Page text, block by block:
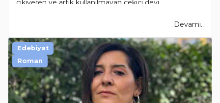
çıkıveren ve artık kullanılmayan çekici deyi..
Devamı..
Edebiyat
Roman